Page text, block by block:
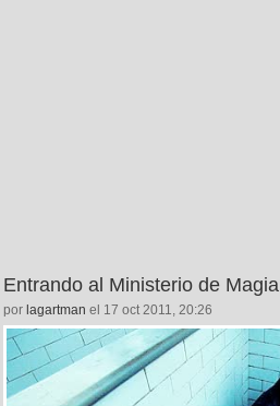
Entrando al Ministerio de Magia
por lagartman el 17 oct 2011, 20:26